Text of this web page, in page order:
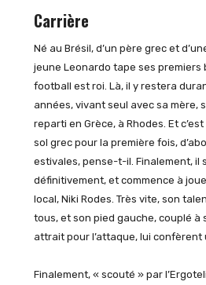
Carrière
Né au Brésil, d’un père grec et
jeune Leonardo tape ses premiers
football est roi. Là, il y restera
années, vivant seul avec sa mère,
reparti en Grèce, à Rhodes. Et
sol grec pour la première fois,
estivales, pense-t-il. Finalement, il
définitivement, et commence à
local, Niki Rodes. Très vite, son
tous, et son pied gauche, couplé à
attrait pour l’attaque, lui confèrent
Finalement, « scouté » par